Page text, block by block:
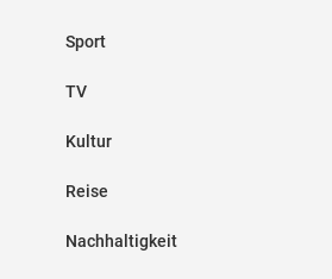
Sport
TV
Kultur
Reise
Nachhaltigkeit